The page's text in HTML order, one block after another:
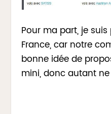
Pour ma part, je
France, car notre
bonne idée de
mini, donc autant ne